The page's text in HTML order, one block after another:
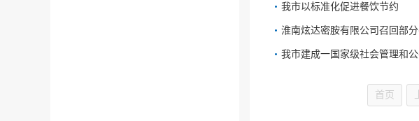
我市以标准化促进餐饮节约
淮南炫达密胺有限公司召回部
我市建成一国家级社会管理和
首页